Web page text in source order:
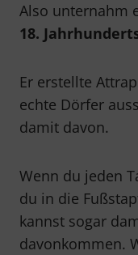
Also unternahm
18.
Er erstellte
echte Dörfer
damit davon.
Wenn du jeden
du in die
kannst sogar
davonkommen.